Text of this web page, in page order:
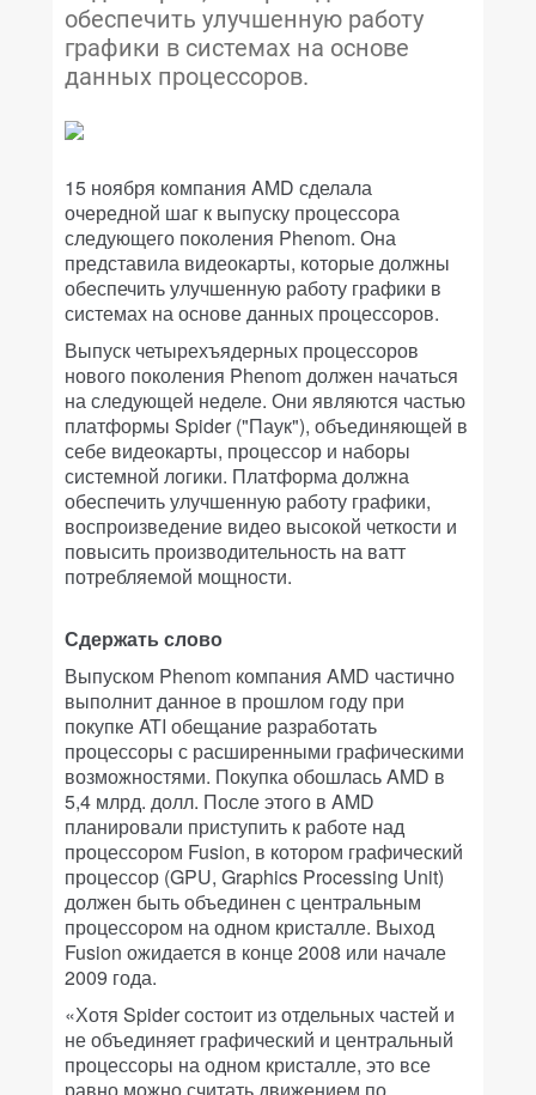
обеспечить улучшенную работу
графики в системах на основе
данных процессоров.
15 ноября компания AMD сделала
очередной шаг к выпуску процессора
следующего поколения Phenom. Она
представила видеокарты, которые должны
обеспечить улучшенную работу графики в
системах на основе данных процессоров.
Выпуск четырехъядерных процессоров
нового поколения Phenom должен начаться
на следующей неделе. Они являются частью
платформы Spider ("Паук"), объединяющей в
себе видеокарты, процессор и наборы
системной логики. Платформа должна
обеспечить улучшенную работу графики,
воспроизведение видео высокой четкости и
повысить производительность на ватт
потребляемой мощности.
Сдержать слово
Выпуском Phenom компания AMD частично
выполнит данное в прошлом году при
покупке ATI обещание разработать
процессоры с расширенными графическими
возможностями. Покупка обошлась AMD в
5,4 млрд. долл. После этого в AMD
планировали приступить к работе над
процессором Fusion, в котором графический
процессор (GPU, Graphics Processing Unit)
должен быть объединен с центральным
процессором на одном кристалле. Выход
Fusion ожидается в конце 2008 или начале
2009 года.
«Хотя Spider состоит из отдельных частей и
не объединяет графический и центральный
процессоры на одном кристалле, это все